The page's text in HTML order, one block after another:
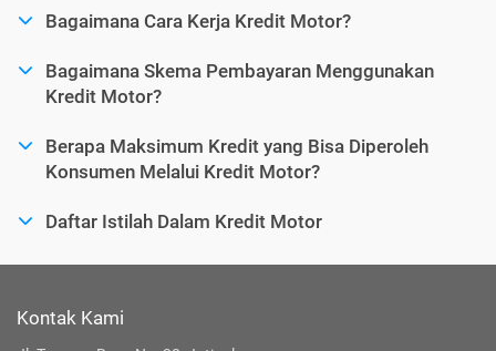
Bagaimana Cara Kerja Kredit Motor?
Bagaimana Skema Pembayaran Menggunakan
Kredit Motor?
Berapa Maksimum Kredit yang Bisa Diperoleh
Konsumen Melalui Kredit Motor?
Daftar Istilah Dalam Kredit Motor
Kontak Kami